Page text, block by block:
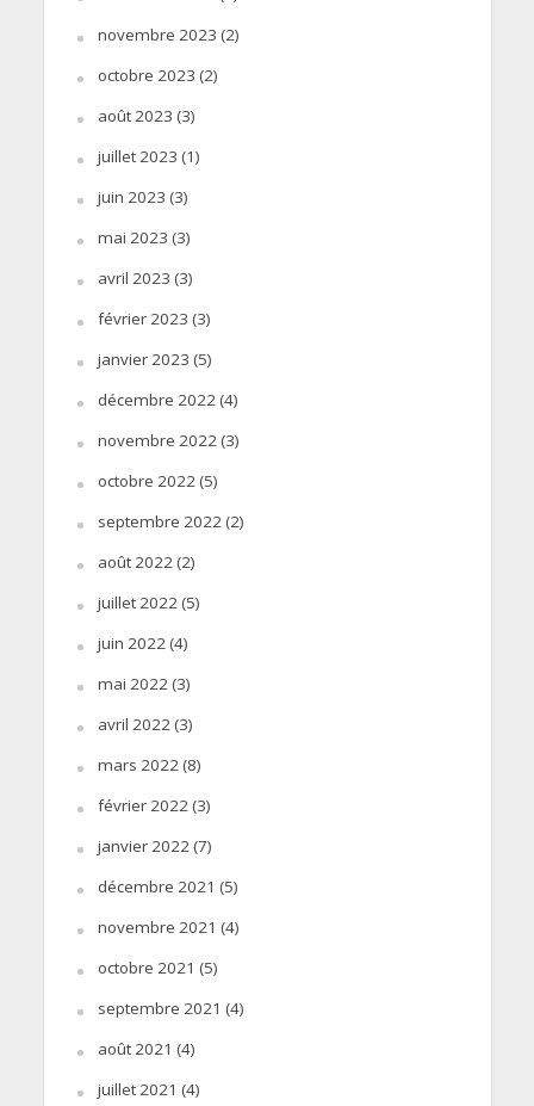
novembre 2023 (2)
octobre 2023 (2)
août 2023 (3)
juillet 2023 (1)
juin 2023 (3)
mai 2023 (3)
avril 2023 (3)
février 2023 (3)
janvier 2023 (5)
décembre 2022(4)
novembre 2022(3)
octobre 2022(5)
septembre 2022(2)
août 2022(2)
juillet 2022(5)
juin 2022(4)
mai 2022(3)
avril 2022(3)
mars 2022(8)
février 2022(3)
janvier 2022(7)
décembre 2021 (5)
novembre 2021 (4)
octobre 2021 (5)
septembre 2021 (4)
août 2021 (4)
juillet 2021 (4)